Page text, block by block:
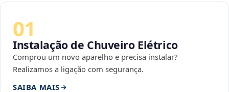
01
Instalação de Chuveiro Elétrico
Comprou um novo aparelho e precisa instalar?
Realizamos a ligação com segurança.
SAIBA MAIS